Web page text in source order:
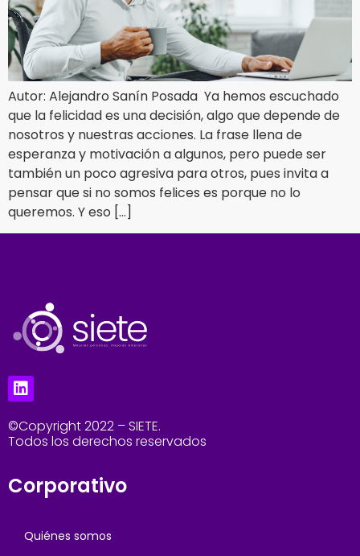
Autor: Alejandro Sanín Posada Ya hemos escuchado
que la felicidad es una decisión, algo que depende de
nosotros y nuestras acciones. La frase llena de
esperanza y motivación a algunos, pero puede ser
también un poco agresiva para otros, pues invita a
pensar que si no somos felices es porque no lo
queremos. Y eso […]
©Copyright 2022 – SIETE.
Todos los derechos reservados
Corporativo
Quiénes somos